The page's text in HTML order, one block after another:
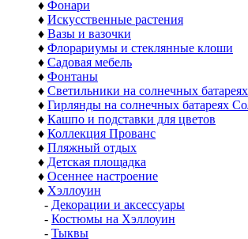
♦ Фонари
♦ Искусственные растения
♦ Вазы и вазочки
♦ Флорариумы и стеклянные клоши
♦ Садовая мебель
♦ Фонтаны
♦ Светильники на солнечных
♦ Гирлянды на солнечных батареях
♦ Кашпо и подставки для цветов
♦ Коллекция Прованс
♦ Пляжный отдых
♦ Детская площадка
♦ Осеннее настроение
♦ Хэллоуин
- Декорации и аксессуары
- Костюмы на Хэллоуин
- Тыквы